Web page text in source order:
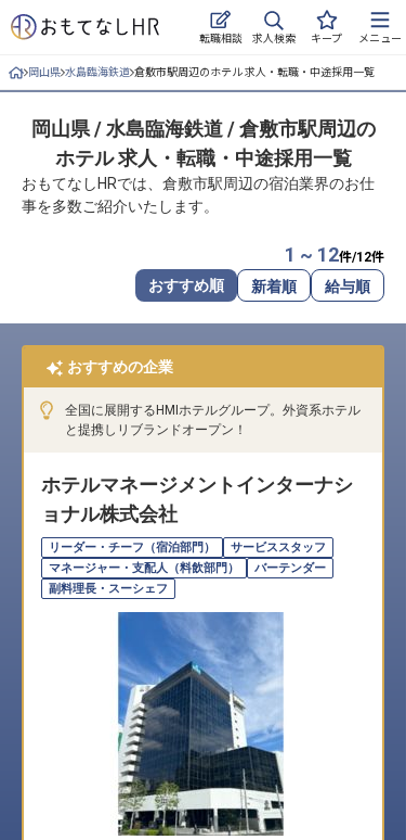
転職相談 求人検索 キープ メニュー
ログイン
求人・施設を探す
キープした求人
おもてなしHRについて
よくある質問
ホテル・宿泊業界情報コラム
無料 転職サポートに申し込む
採用をお考えの企業様へ
岡山県 水島臨海鉄道 倉敷市駅周辺のホテル 求人・転職・中途採用一覧
岡山県 / 水島臨海鉄道 / 倉敷市駅周辺の
ホテル 求人・転職・中途採用一覧
おもてなしHRでは、倉敷市駅周辺の宿泊業界のお仕
事を多数ご紹介いたします。
1 ~ 12件/12件
おすすめ順 新着順 給与順
おすすめの企業
全国に展開するHMIホテルグループ。外資系ホテル
と提携しリブランドオープン！
ホテルマネージメントインターナシ
ョナル株式会社
リーダー・チーフ（宿泊部門）
サービススタッフ
マネージャー・支配人（料飲部門）
バーテンダー
副料理長・スーシェフ